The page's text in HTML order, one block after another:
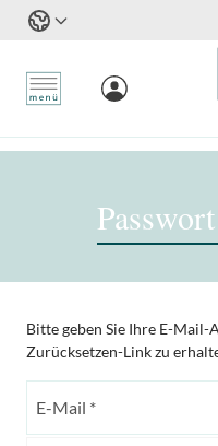
Zum Inhalt springen
Bitte geben Sie Ihre E-
Zurücksetzen-Link zu